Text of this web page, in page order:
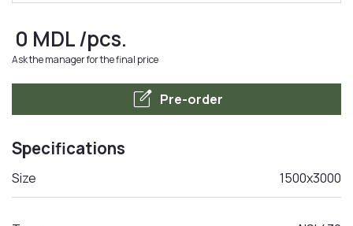
0 MDL/pcs.
Ask the manager for the final price
edit_square Pre-order
Specifications
Size 1500x3000